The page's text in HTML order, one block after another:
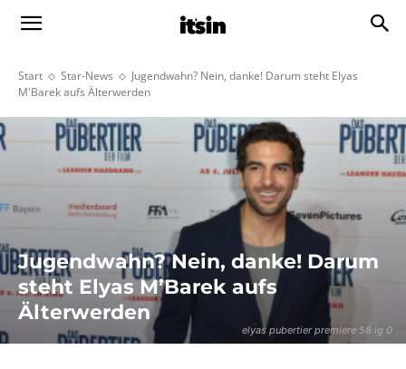
Start Star-News
Jugendwahn? Nein, danke! Darum steht Elyas
M'Barek aufs Älterwerden
elyas pubertier premiere 58 lg 0
Jugendwahn? Nein, danke! Darum
steht Elyas M’Barek aufs
Älterwerden